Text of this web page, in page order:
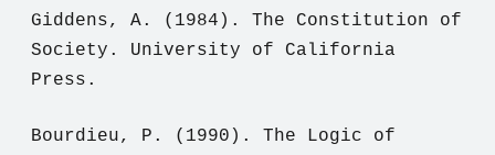
Giddens, A. (1984). The Constitution of
Society. University of California
Press.
Bourdieu, P. (1990). The Logic of